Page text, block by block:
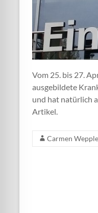
Vom 25. bis 27.
ausgebildete
und hat natürlich
Artikel.
Carmen